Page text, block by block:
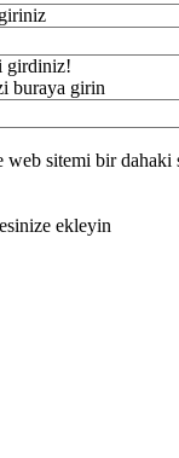
girdiniz!
buraya girin
web sitemi bir dahaki
ekleyin